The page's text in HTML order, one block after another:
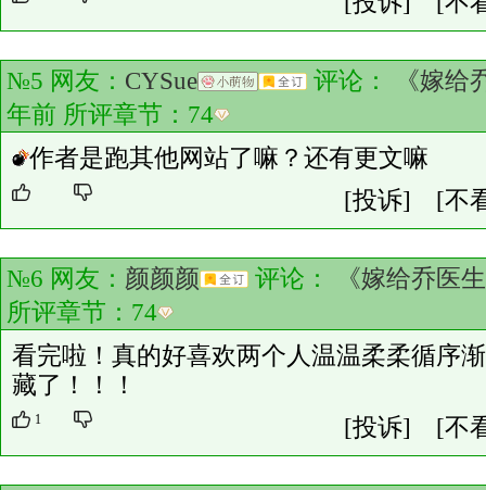
№5 网友： CYSue 评论：
《嫁给
年前 所评章节： 74
作者是跑其他网站了嘛？还有更文嘛
[投诉]
[不
№6 网友： 颜颜颜 评论：
《嫁给乔医
所评章节： 74
看完啦！真的好喜欢两个人温温柔柔循序
藏了！！！
1 [投诉] [不